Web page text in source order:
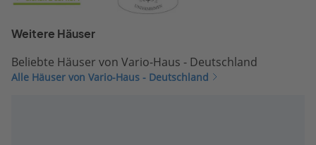
Weitere Häuser
Beliebte Häuser von Vario-Haus - Deutschland
Alle Häuser von Vario-Haus - Deutschland